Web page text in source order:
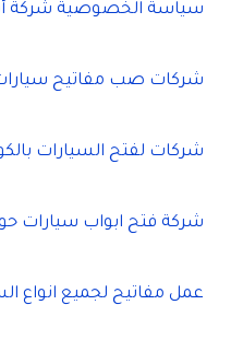
سياسة الخصوصية شركة
شركات صب مفاتيح
شركات لفتح السيارات
شركة فتح ابواب سيارات
عمل مفاتيح لجميع انواع